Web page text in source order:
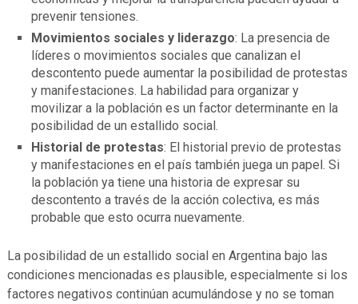
prevenir tensiones.
Movimientos sociales y liderazgo: La presencia de
líderes o movimientos sociales que canalizan el
descontento puede aumentar la posibilidad de protestas
y manifestaciones. La habilidad para organizar y
movilizar a la población es un factor determinante en la
posibilidad de un estallido social.
Historial de protestas: El historial previo de protestas
y manifestaciones en el país también juega un papel. Si
la población ya tiene una historia de expresar su
descontento a través de la acción colectiva, es más
probable que esto ocurra nuevamente.
La posibilidad de un estallido social en Argentina bajo las
condiciones mencionadas es plausible, especialmente si los
factores negativos continúan acumulándose y no se toman